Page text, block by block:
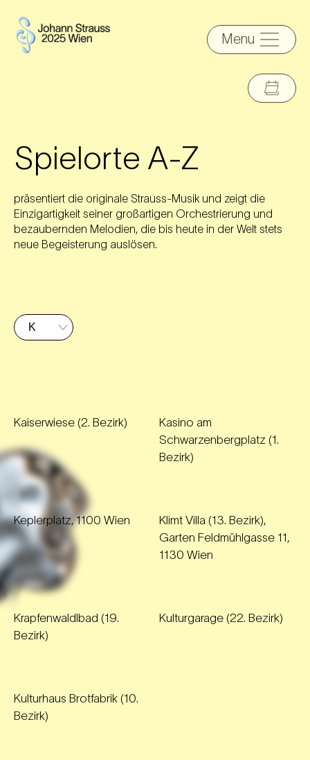
Menu
Spielorte A-Z
präsentiert die originale Strauss-Musik und zeigt die
Einzigartigkeit seiner großartigen Orchestrierung und
bezaubernden Melodien, die bis heute in der Welt stets
neue Begeisterung auslösen.
Kaiserwiese (2. Bezirk)
Kasino am
Schwarzenbergplatz (1.
Bezirk)
Keplerplatz, 1100 Wien
Klimt Villa (13. Bezirk),
Garten Feldmühlgasse 11,
1130 Wien
Krapfenwaldlbad (19.
Bezirk)
Kulturgarage (22. Bezirk)
Kulturhaus Brotfabrik (10.
Bezirk)